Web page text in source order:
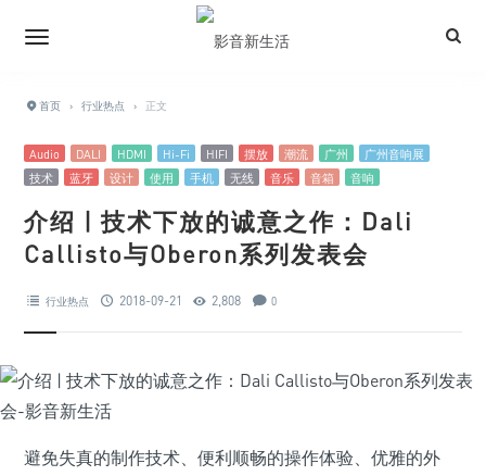
首页 › 行业热点 › 正文
Audio DALI HDMI Hi-Fi HIFI 摆放 潮流 广州
广州音响展
技术
蓝牙 设计 使用 手机 无线 音乐 音箱 音响
介绍 | 技术下放的诚意之作：Dali
Callisto与Oberon系列发表会
行业热点 2018-09-21 2,808 0
避免失真的制作技术、便利顺畅的操作体验、优雅的外